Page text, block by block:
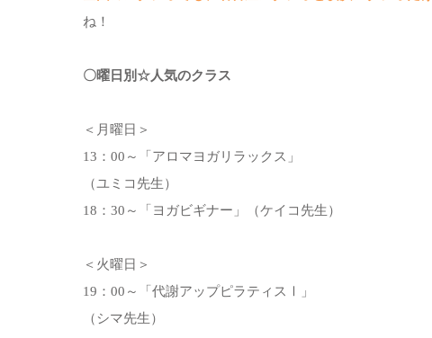
ね！
〇曜日別☆人気のクラス
＜月曜日＞
13：00～「アロマヨガリラックス」
（ユミコ先生）
18：30～「ヨガビギナー」（ケイコ先生）
＜火曜日＞
19：00～「代謝アップピラティスⅠ」
（シマ先生）